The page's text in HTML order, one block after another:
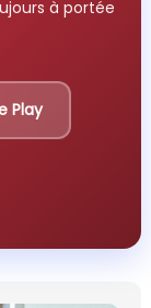
à portée
Play